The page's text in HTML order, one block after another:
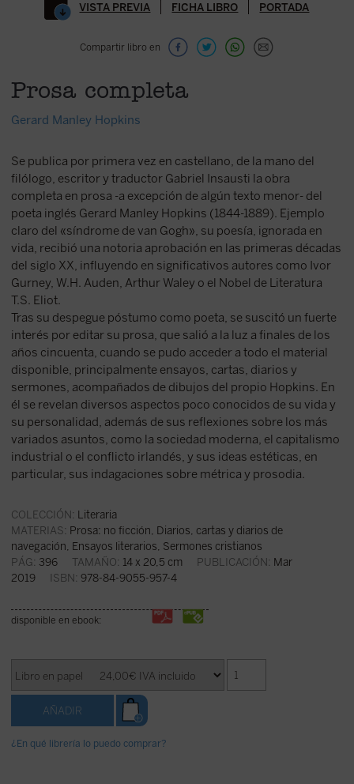
VISTA PREVIA FICHA LIBRO PORTADA
Compartir libro en
Prosa completa
Gerard Manley Hopkins
Se publica por primera vez en castellano, de la mano del
filólogo, escritor y traductor Gabriel Insausti la obra
completa en prosa -a excepción de algún texto menor- del
poeta inglés Gerard Manley Hopkins (1844-1889). Ejemplo
claro del «síndrome de van Gogh», su poesía, ignorada en
vida, recibió una notoria aprobación en las primeras décadas
del siglo XX, influyendo en significativos autores como Ivor
Gurney, W.H. Auden, Arthur Waley o el Nobel de Literatura
T.S. Eliot.
Tras su despegue póstumo como poeta, se suscitó un fuerte
interés por editar su prosa, que salió a la luz a finales de los
años cincuenta, cuando se pudo acceder a todo el material
disponible, principalmente ensayos, cartas, diarios y
sermones, acompañados de dibujos del propio Hopkins. En
él se revelan diversos aspectos poco conocidos de su vida y
su personalidad, además de sus reflexiones sobre los más
variados asuntos, como la sociedad moderna, el capitalismo
industrial o el conflicto irlandés, y sus ideas estéticas, en
particular, sus indagaciones sobre métrica y prosodia.
COLECCIÓN: Literaria
MATERIAS: Prosa: no ficción, Diarios, cartas y diarios de
navegación, Ensayos literarios, Sermones cristianos
PÁG: 396 TAMAÑO: 14 x 20,5 cm PUBLICACIÓN: Mar
2019 ISBN: 978-84-9055-957-4
disponible en ebook:
¿En qué librería lo puedo comprar?